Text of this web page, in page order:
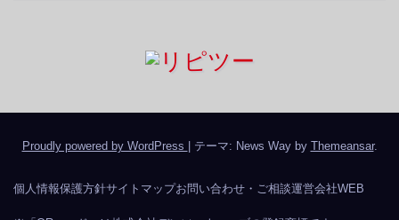
Proudly powered by WordPress テーマ: News Way by Themeansar.
個人情報保護方針サイトマップお問い合わせ・ご相談運営会社WEB